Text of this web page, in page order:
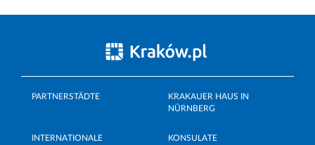
PARTNERSTÄDTE
KRAKAUER HAUS IN
NÜRNBERG
INTERNATIONALE
KONSULATE